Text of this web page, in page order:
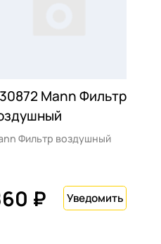
Mann Фильтр
Фильтр воздушный
₽